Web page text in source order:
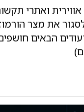
ואתרי
את מצר
הבאים